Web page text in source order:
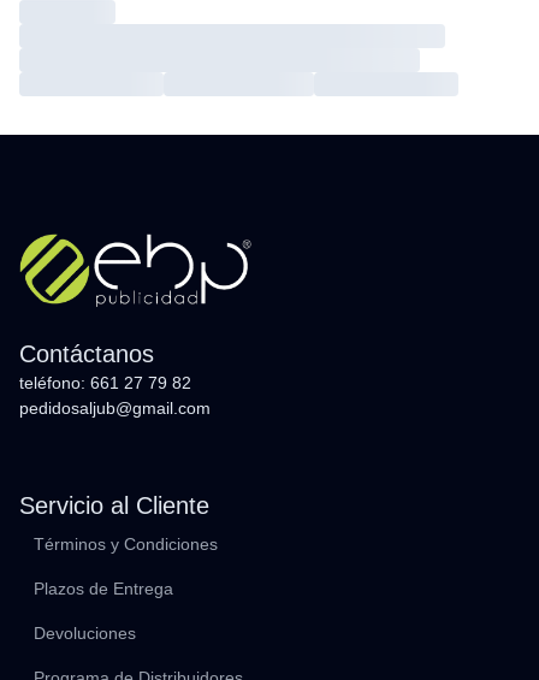
Contáctanos
teléfono: 661 27 79 82
pedidosaljub@gmail.com
Servicio al Cliente
Términos y Condiciones
Plazos de Entrega
Devoluciones